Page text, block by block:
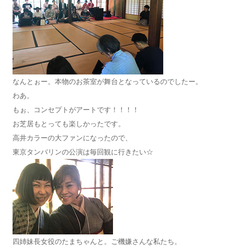
なんとぉー。本物のお茶室が舞台となっているのでしたー。
わあ。
もぉ、コンセプトがアートです！！！！
お芝居もとっても楽しかったです。
高井カラーの大ファンになったので、
東京タンバリンの公演は毎回観に行きたい☆
四姉妹長女役のたまちゃんと。ご機嫌さんな私たち。